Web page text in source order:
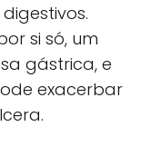
si só, um
gástrica, e
exacerbar